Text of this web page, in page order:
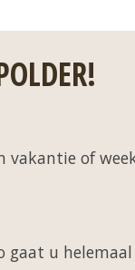
vakantie of
u